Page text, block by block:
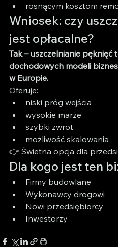
rosnącym kosztom
Wniosek: czy
jest opłacalne?
Tak – uszczelnianie pęknięć
dochodowych modeli
w Europie.
Oferuje:
niski próg wejścia
wysokie marże
szybki zwrot
możliwość skalowania
👉 Świetna opcja dla
Dla kogo jest ten
Firmy budowlane
Wykonawcy drogowi
Nowi przedsiębiorcy
Inwestorzy